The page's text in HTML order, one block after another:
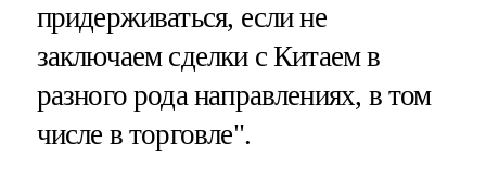
придерживаться, если не
заключаем сделки с Китаем в
разного рода направлениях, в том
числе в торговле".